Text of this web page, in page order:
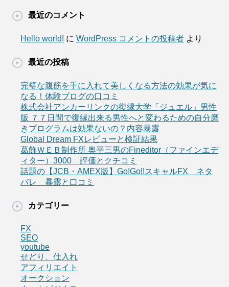
最近のコメント
Hello world! に WordPress コメントの投稿者 より
最近の投稿
完璧な腹筋を手に入れて美しくなる方法の効果が気に
なる！体験ブログの口コミ
株式会社アンカーリンクの復縁大学「ジュエル」男性
版 ７７日間で復縁出来る男性へと変わるための自分磨
きプログラムは効果ないの？内容暴露
Global Dream FXレビューと検証結果
葛飾ＷＥＢ制作所 奥平三男のFineditor（ファインエデ
ィター）3000 評価とクチコミ
話題の【JCB・AMEX版】Go!Go!!スキャルFX ネタ
バレ 暴露と口コミ
カテゴリー
FX
SEO
youtube
せどり、仕入れ
アフィリエイト
オークション